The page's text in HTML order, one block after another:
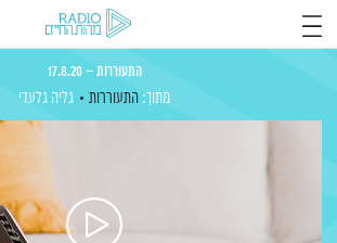
התעוררות – 17.8.20
מתוך: התעוררות גליה גלעדי